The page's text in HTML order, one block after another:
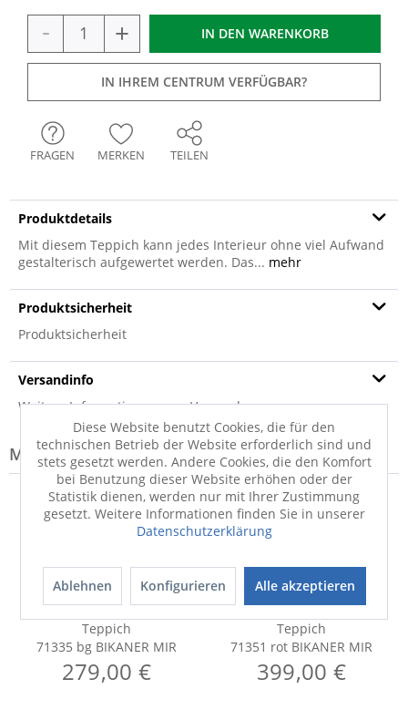
- + IN DEN WARENKORB
IN IHREM CENTRUM VERFÜGBAR?
FRAGEN MERKEN TEILEN
Produktdetails
Mit diesem Teppich kann jedes Interieur ohne viel Aufwand
gestalterisch aufgewertet werden. Das... mehr
Produktsicherheit
Produktsicherheit
Versandinfo
Weitere Informationen zum Versand...
Modell-Familie: BIKANER
Teppich
71335 bg BIKANER MIR
279,00 €
Teppich
71351 rot BIKANER MIR
399,00 €
Diese Website benutzt Cookies, die für den
technischen Betrieb der Website erforderlich sind und
stets gesetzt werden. Andere Cookies, die den Komfort
bei Benutzung dieser Website erhöhen oder der
Statistik dienen, werden nur mit Ihrer Zustimmung
gesetzt. Weitere Informationen finden Sie in unserer
Datenschutzerklärung
Ablehnen Konfigurieren Alle akzeptieren